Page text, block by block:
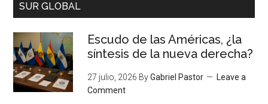
SUR GLOBAL
Escudo de las Américas, ¿la
síntesis de la nueva derecha?
27 julio, 2026 ByGabriel Pastor
Leave a
Comment